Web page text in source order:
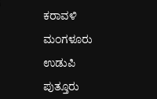
ಕರಾವಳಿ
ಮಂಗಳೂರು
ಉಡುಪಿ
ಪುತ್ತೂರು